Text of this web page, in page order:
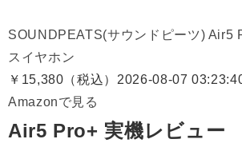
SOUNDPEATS(サウンドピーツ) Air5
スイヤホン
￥15,380（税込） 2026-08-07
Amazonで見る
Air5 Pro+ 実機レビュー